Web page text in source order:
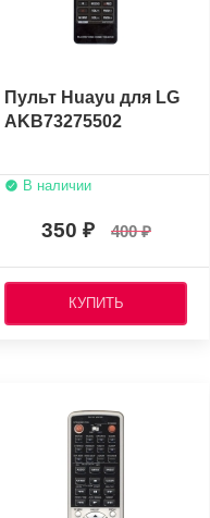
Пульт Huayu для LG
AKB73275502
В наличии
350 400
КУПИТЬ